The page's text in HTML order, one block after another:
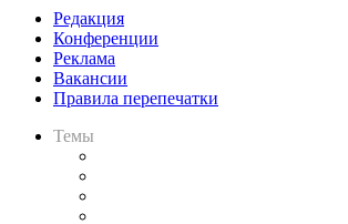
Редакция
Конференции
Реклама
Вакансии
Правила перепечатки
Темы